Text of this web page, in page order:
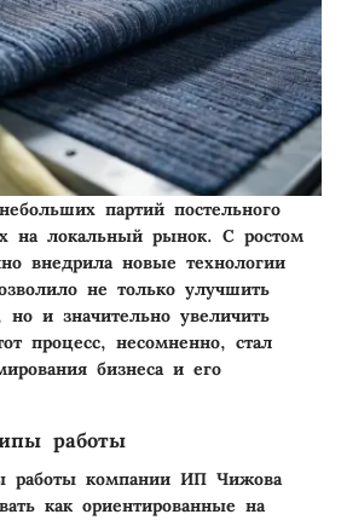
партий постельного
на локальный рынок. С ростом
внедрила новые технологии
не только улучшить
но и значительно увеличить
процесс, несомненно, стал
бизнеса и его
работы
работы компании ИП Чижова
как ориентированные на